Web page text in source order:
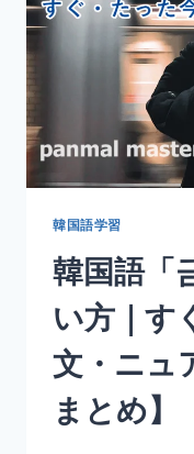
使
い
方
｜
若
干・
わ
ず
ニ
ュ
ア
ン
ス・
た
表
韓国語学習
韓国語「
い方｜す
文・ニュ
まとめ】